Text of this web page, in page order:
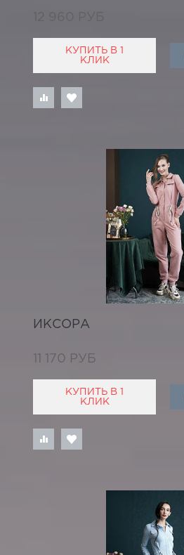
12 960 РУБ
КУПИТЬ В 1
КЛИК
ИКСОРА
11 170 РУБ
КУПИТЬ В 1
КЛИК